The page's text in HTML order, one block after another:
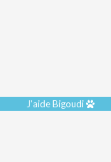
J'aide Bigoudi